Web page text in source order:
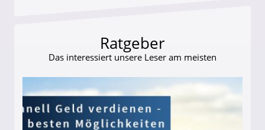
Ratgeber
Das interessiert unsere Leser am meisten